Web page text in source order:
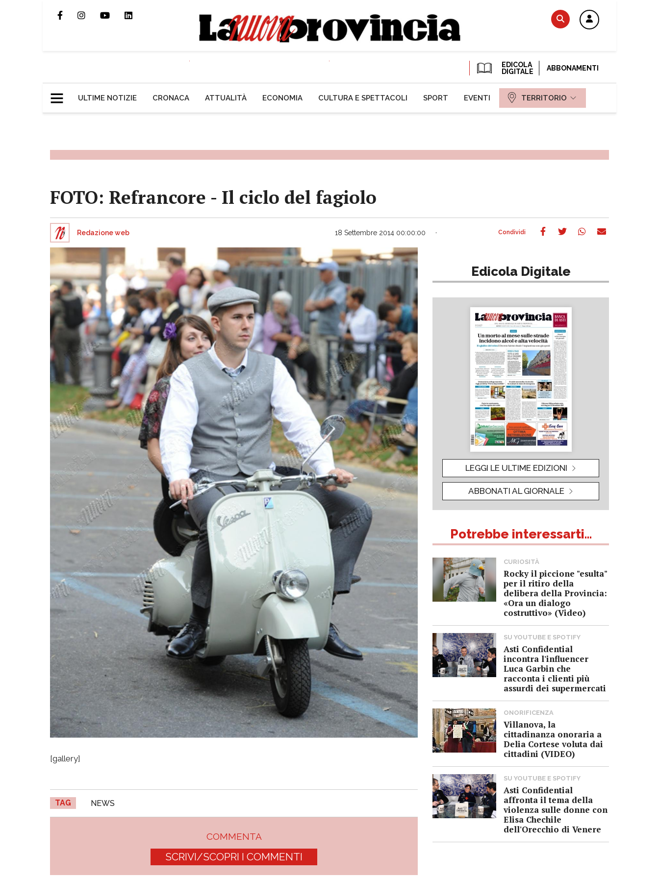
EDICOLA
DIGITALE
ABBONAMENTI
ULTIME NOTIZIE CRONACA ATTUALITÀ ECONOMIA CULTURA E SPETTACOLI SPORT EVENTI TERRITORIO
FOTO: Refrancore - Il ciclo del fagiolo
Redazione web 18 Settembre 2014 00:00:00
[gallery]
TAG NEWS
COMMENTA
SCRIVI/SCOPRI I COMMENTI
Edicola Digitale
LEGGI LE ULTIME EDIZIONI
ABBONATI AL GIORNALE
Potrebbe interessarti...
CURIOSITÀ
Rocky il piccione "esulta"
per il ritiro della
delibera della Provincia:
«Ora un dialogo
costruttivo» (Video)
SU YOUTUBE E SPOTIFY
Asti Confidential
incontra l'influencer
Luca Garbin che
racconta i clienti più
assurdi dei supermercati
ONORIFICENZA
Villanova, la
cittadinanza onoraria a
Delia Cortese voluta dai
cittadini (VIDEO)
SU YOUTUBE E SPOTIFY
Asti Confidential
affronta il tema della
violenza sulle donne con
Elisa Chechile
dell'Orecchio di Venere